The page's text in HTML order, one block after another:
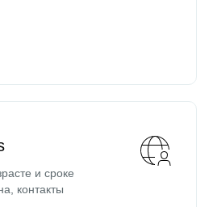
и сроке
контакты